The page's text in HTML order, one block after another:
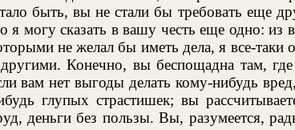
быть, вы не стали бы требовать еще
я могу сказать в вашу честь еще одно:
не желал бы иметь дела, я все-таки
Конечно, вы беспощадна там,
вам нет выгоды делать кому-нибудь
глупых страстишек; вы
деньги без пользы. Вы, разумеется,